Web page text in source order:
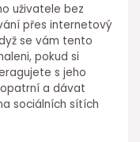
uživatele bez
přes internetový
se vám tento
pokud si
s jeho
a dávat
sociálních sítích